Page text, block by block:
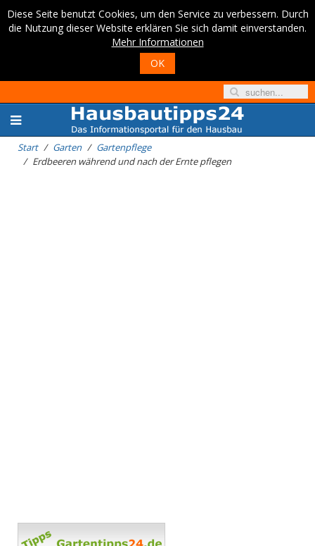
Diese Seite benutzt Cookies, um den Service zu verbessern. Durch
die Nutzung dieser Website erklären Sie sich damit einverstanden.
Mehr Informationen
OK
Start Garten
Gartenpflege
Erdbeeren während und nach der Ernte pflegen